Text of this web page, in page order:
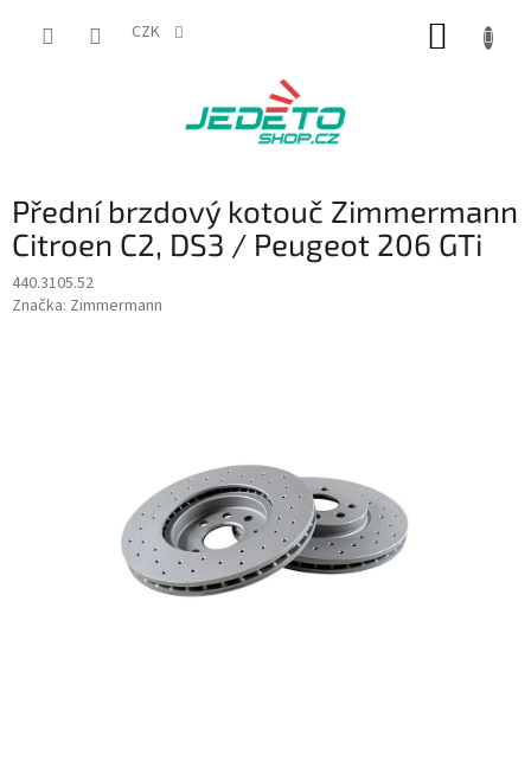
CZK
Přední brzdový kotouč Zimmermann
Citroen C2, DS3 / Peugeot 206 GTi
440.3105.52
Značka: Zimmermann